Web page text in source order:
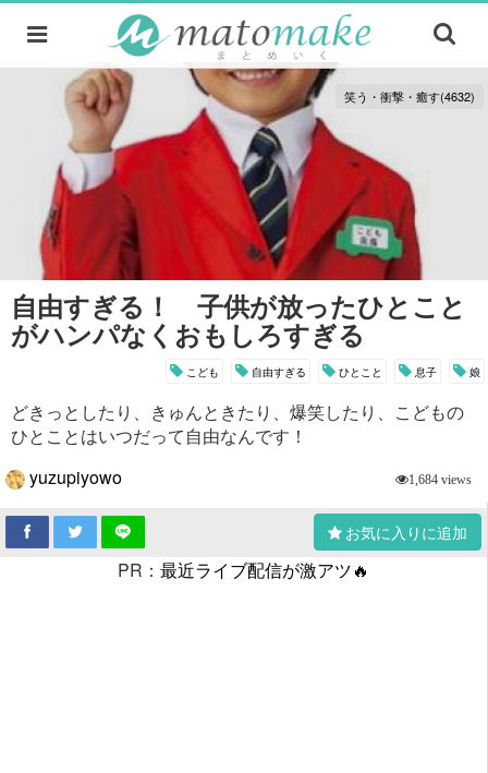
笑う・衝撃・癒す(4632)
自由すぎる！ 子供が放ったひとこと
がハンパなくおもしろすぎる
こども 自由すぎる ひとこと 息子 娘
どきっとしたり、きゅんときたり、爆笑したり、こどもの
ひとことはいつだって自由なんです！
yuzupiyowo
1,684 views
お気に入りに追加
PR： 最近ライブ配信が激アツ🔥